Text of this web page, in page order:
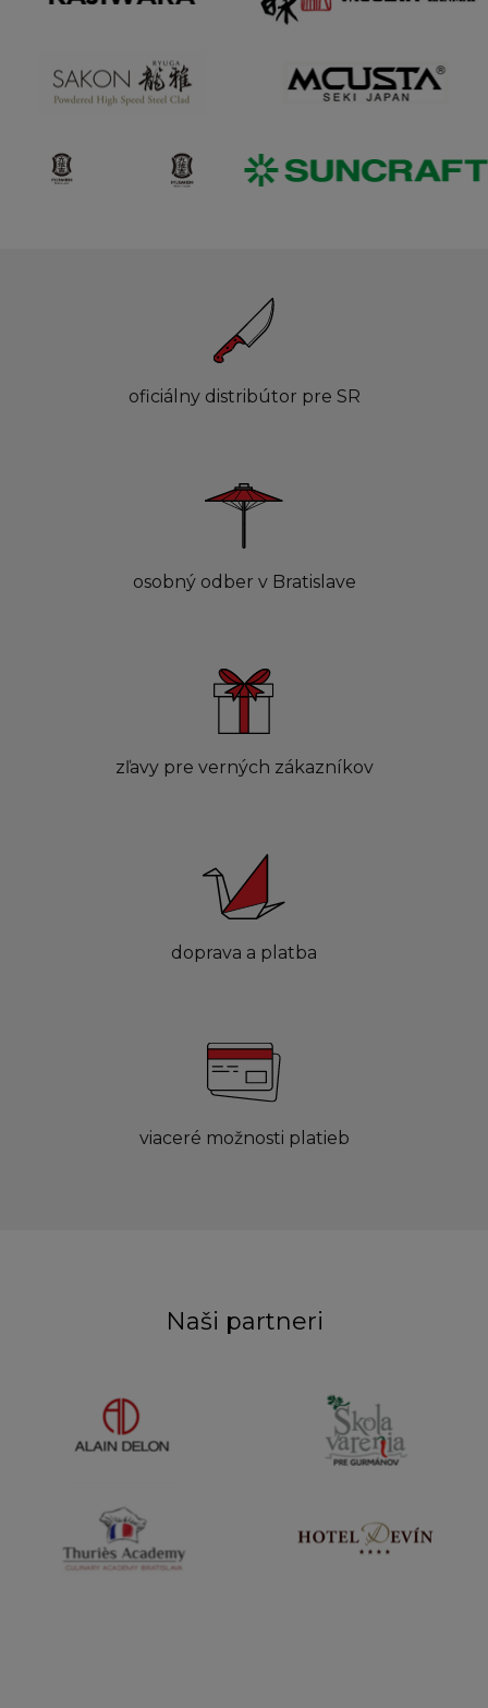
oficiálny distribútor pre SR
osobný odber v Bratislave
zľavy pre verných zákazníkov
doprava a platba
viaceré možnosti platieb
Naši partneri